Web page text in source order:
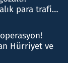
para trafiği
Hürriyet ve